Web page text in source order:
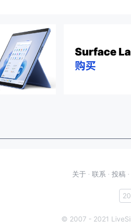
关于 · 联系 · 投稿 ·
© 2007 - 2021